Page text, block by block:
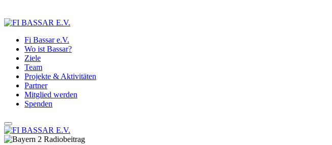
Fi Bassar e.V.
Wo ist Bassar?
Ziele
Team
Projekte & Aktivitäten
Partner
Mitglied werden
Spenden